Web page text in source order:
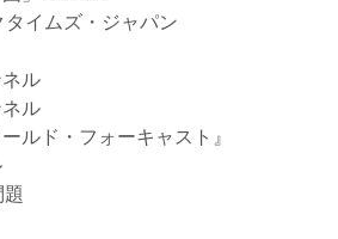
タイムズ・ジャパン
ル
ル
ルド・フォーキャスト』